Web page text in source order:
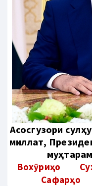
Aсосгузори
миллат,
Вохӯриҳо
Сафарҳо